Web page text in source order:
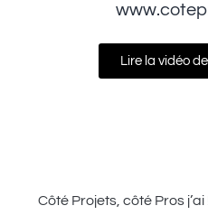
Lire la vidéo
Côté Projets, côté Pros j’ai